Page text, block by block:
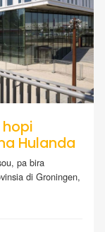
Hulanda
pa bira
di Groningen,